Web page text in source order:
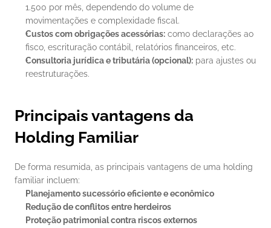
1.500 por mês, dependendo do volume de
movimentações e complexidade fiscal.
Custos com obrigações acessórias: como declarações ao
fisco, escrituração contábil, relatórios financeiros, etc.
Consultoria jurídica e tributária (opcional): para ajustes ou
reestruturações.
Principais vantagens da
Holding Familiar
De forma resumida, as principais vantagens de uma holding
familiar incluem:
Planejamento sucessório eficiente e econômico
Redução de conflitos entre herdeiros
Proteção patrimonial contra riscos externos